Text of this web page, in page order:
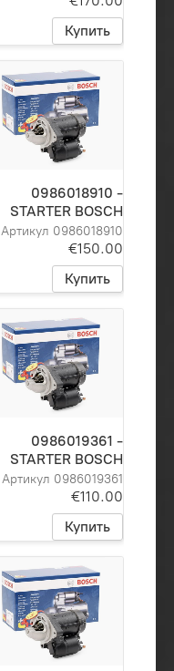
Купить
0986018910 -
STARTER BOSCH
Артикул 0986018910
€150.00
Купить
0986019361 -
STARTER BOSCH
Артикул 0986019361
€110.00
Купить